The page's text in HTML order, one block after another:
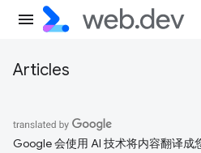
Articles
Google 会使用 AI 技术将内容翻译成